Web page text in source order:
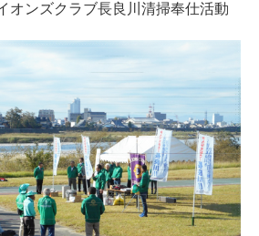
ンズクラブ長良川清掃奉仕活動